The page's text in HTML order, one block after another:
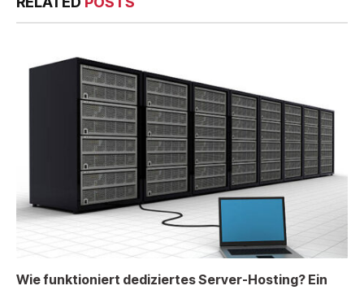
Wie funktioniert dediziertes Server-Hosting? Ein